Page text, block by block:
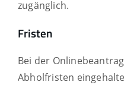
zugänglich.
Fristen
Bei der
Abholfristen